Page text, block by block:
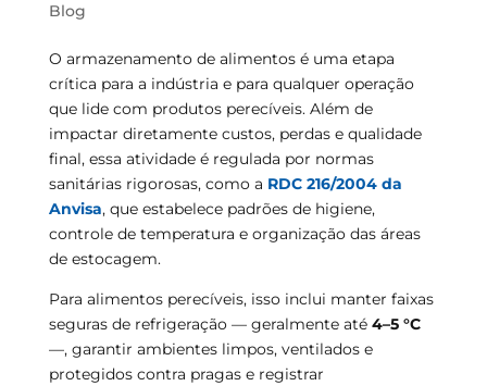
Blog
O armazenamento de alimentos é uma etapa
crítica para a indústria e para qualquer operação
que lide com produtos perecíveis. Além de
impactar diretamente custos, perdas e qualidade
final, essa atividade é regulada por normas
sanitárias rigorosas, como a RDC 216/2004 da
Anvisa, que estabelece padrões de higiene,
controle de temperatura e organização das áreas
de estocagem.
Para alimentos perecíveis, isso inclui manter faixas
seguras de refrigeração — geralmente até 4–5 °C
—, garantir ambientes limpos, ventilados e
protegidos contra pragas e registrar